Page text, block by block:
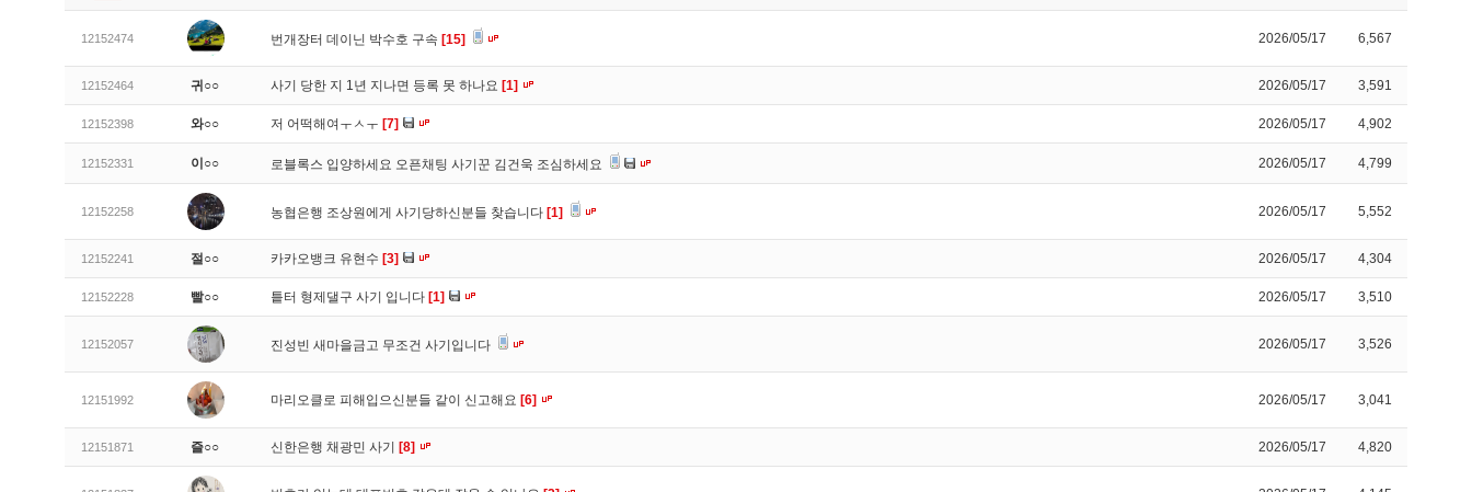
12152474 번개장터 데이닌 박수호 구속 [15] 2026/05/17 6,567
12152464 귀○○ 사기 당한 지 1년 지나면 등록 못 하나요 [1] 2026/05/17 3,591
12152398 와○○ 저 어떡해여ㅜㅅㅜ [7] 2026/05/17 4,902
12152331 이○○ 로블록스 입양하세요 오픈채팅 사기꾼 김건욱 조심하세요 2026/05/17 4,799
12152258 농협은행 조상원에게 사기당하신분들 찾습니다 [1] 2026/05/17 5,552
12152241 절○○ 카카오뱅크 유현수 [3] 2026/05/17 4,304
12152228 빨○○ 틑터 형제댈구 사기 입니다 [1] 2026/05/17 3,510
12152057 진성빈 새마을금고 무조건 사기입니다 2026/05/17 3,526
12151992 마리오클로 피해입으신분들 같이 신고해요 [6] 2026/05/17 3,041
12151871 즐○○ 신한은행 채광민 사기 [8] 2026/05/17 4,820